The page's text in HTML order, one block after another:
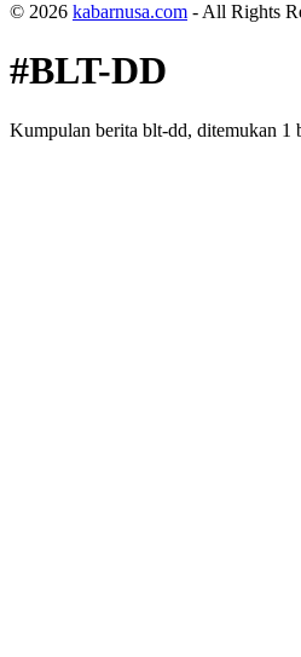
© 2026 kabarnusa.com - All Rights
#BLT-DD
Kumpulan berita blt-dd, ditemukan 1